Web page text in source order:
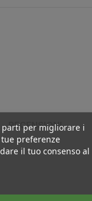
RECENSIONI
parti per migliorare i
preferenze
il tuo consenso al